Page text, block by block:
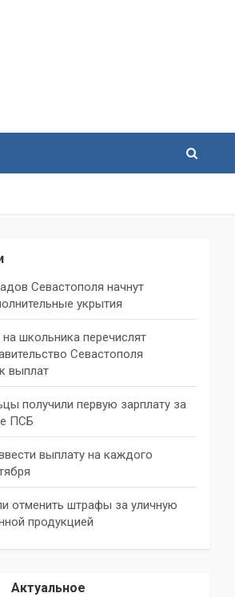
Севастополя начнут
укрытия
школьника перечислят
Севастополя
выплат
получили первую зарплату за
ПСБ
выплату на каждого
отменить штрафы за уличную
продукцией
Актуальное